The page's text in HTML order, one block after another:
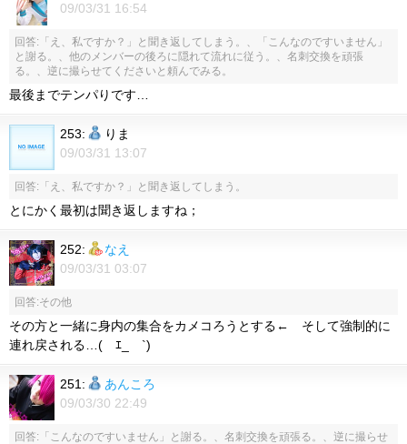
09/03/31 16:54
回答:「え、私ですか？」と聞き返してしまう。、「こんなのですいません」
と謝る。、他のメンバーの後ろに隠れて流れに従う。、名刺交換を頑張
る。、逆に撮らせてくださいと頼んでみる。
最後までテンパりです…
253:
りま
09/03/31 13:07
回答:「え、私ですか？」と聞き返してしまう。
とにかく最初は聞き返しますね；
252:
なえ
09/03/31 03:07
回答:その他
その方と一緒に身内の集合をカメコろうとする← そして強制的に
連れ戻される…( ｴ_ゝ`)
251:
あんころ
09/03/30 22:49
回答:「こんなのですいません」と謝る。、名刺交換を頑張る。、逆に撮らせ